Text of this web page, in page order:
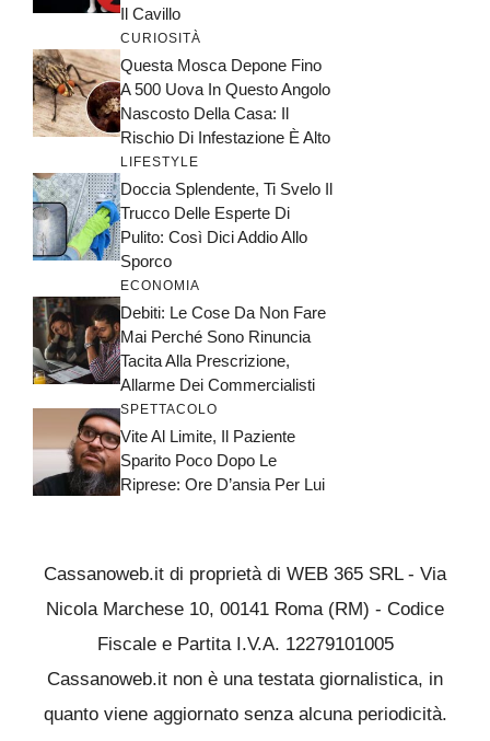
Il Cavillo
CURIOSITÀ
Questa Mosca Depone Fino
A 500 Uova In Questo Angolo
Nascosto Della Casa: Il
Rischio Di Infestazione È Alto
LIFESTYLE
Doccia Splendente, Ti Svelo Il
Trucco Delle Esperte Di
Pulito: Così Dici Addio Allo
Sporco
ECONOMIA
Debiti: Le Cose Da Non Fare
Mai Perché Sono Rinuncia
Tacita Alla Prescrizione,
Allarme Dei Commercialisti
SPETTACOLO
Vite Al Limite, Il Paziente
Sparito Poco Dopo Le
Riprese: Ore D’ansia Per Lui
Cassanoweb.it di proprietà di WEB 365 SRL - Via
Nicola Marchese 10, 00141 Roma (RM) - Codice
Fiscale e Partita I.V.A. 12279101005
Cassanoweb.it non è una testata giornalistica, in
quanto viene aggiornato senza alcuna periodicità.